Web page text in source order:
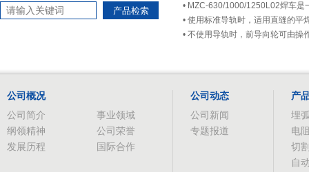
产品检索
• MZC-630/1000/1250L02焊车是
• 使用标准导轨时，适用直缝的平
• 不使用导轨时，前导向轮可由
公司概况
公司简介
事业领域
纲领精神
公司荣誉
发展历程
国际合作
公司动态
公司新闻
专题报道
产
埋
电
切
自